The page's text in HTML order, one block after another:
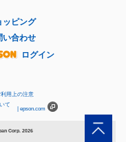
ッピング
い合わせ
ログイン
利用上の注意
て
epson.com
Corp. 2026